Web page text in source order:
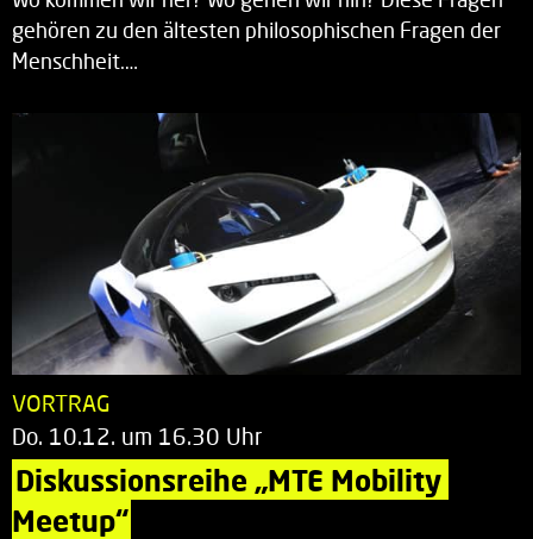
gehören zu den ältesten philosophischen Fragen der
Menschheit.…
VORTRAG
Do. 10.12. um 16.30 Uhr
Diskussionsreihe „MTE Mobility
Meetup“